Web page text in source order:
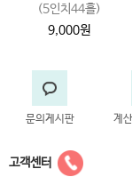
(5인치44홀)
9,000원
문의게시판 계
고객센터